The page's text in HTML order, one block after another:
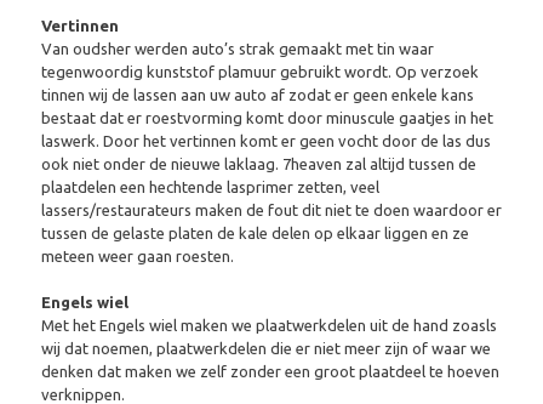
Vertinnen
Van oudsher werden auto’s strak gemaakt met tin waar
tegenwoordig kunststof plamuur gebruikt wordt. Op verzoek
tinnen wij de lassen aan uw auto af zodat er geen enkele kans
bestaat dat er roestvorming komt door minuscule gaatjes in het
laswerk. Door het vertinnen komt er geen vocht door de las dus
ook niet onder de nieuwe laklaag. 7heaven zal altijd tussen de
plaatdelen een hechtende lasprimer zetten, veel
lassers/restaurateurs maken de fout dit niet te doen waardoor er
tussen de gelaste platen de kale delen op elkaar liggen en ze
meteen weer gaan roesten.
Engels wiel
Met het Engels wiel maken we plaatwerkdelen uit de hand zoasls
wij dat noemen, plaatwerkdelen die er niet meer zijn of waar we
denken dat maken we zelf zonder een groot plaatdeel te hoeven
verknippen.